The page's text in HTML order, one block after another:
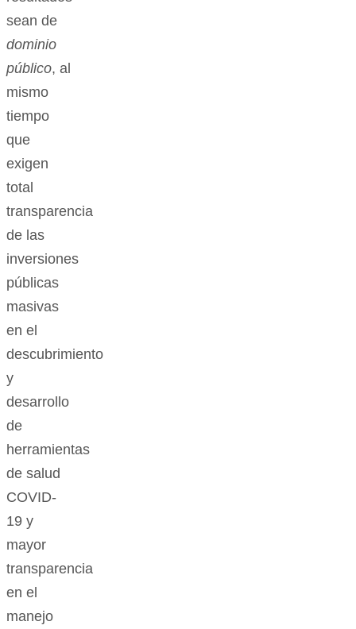
sean de
dominio
público, al
mismo
tiempo
que
exigen
total
transparencia
de las
inversiones
públicas
masivas
en el
descubrimiento
y
desarrollo
de
herramientas
de salud
COVID-
19 y
mayor
transparencia
en el
manejo